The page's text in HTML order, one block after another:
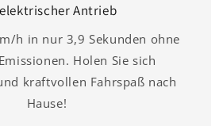
Antrieb
h in nur 3,9 Sekunden ohne
Holen Sie sich
kraftvollen Fahrspaß nach
Hause!